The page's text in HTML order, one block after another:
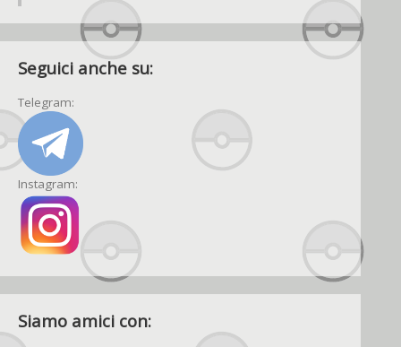
Seguici anche su:
Telegram:
Instagram:
Siamo amici con: